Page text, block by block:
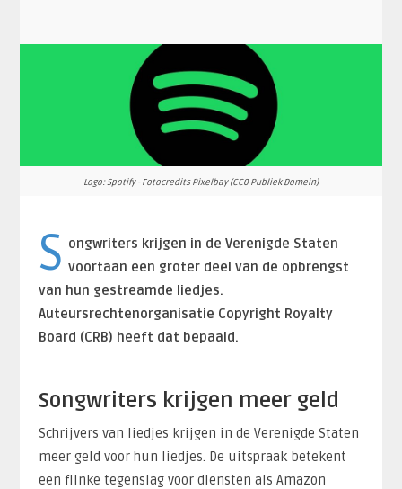
Logo: Spotify - Fotocredits Pixelbay (CC0 Publiek Domein)
S ongwriters krijgen in de Verenigde Staten
voortaan een groter deel van de opbrengst
van hun gestreamde liedjes.
Auteursrechtenorganisatie Copyright Royalty
Board (CRB) heeft dat bepaald.
Songwriters krijgen meer geld
Schrijvers van liedjes krijgen in de Verenigde Staten
meer geld voor hun liedjes. De uitspraak betekent
een flinke tegenslag voor diensten als Amazon